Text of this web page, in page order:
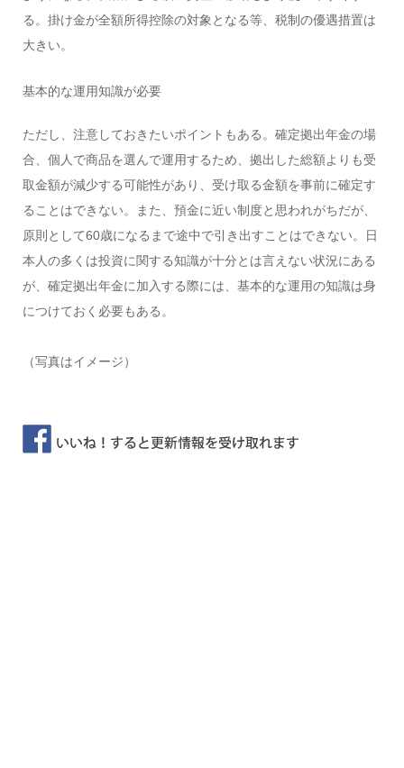
る。掛け金が全額所得控除の対象となる等、税制の優遇措置は
大きい。
基本的な運用知識が必要
ただし、注意しておきたいポイントもある。確定拠出年金の場
合、個人で商品を選んで運用するため、拠出した総額よりも受
取金額が減少する可能性があり、受け取る金額を事前に確定す
ることはできない。また、預金に近い制度と思われがちだが、
原則として60歳になるまで途中で引き出すことはできない。日
本人の多くは投資に関する知識が十分とは言えない状況にある
が、確定拠出年金に加入する際には、基本的な運用の知識は身
につけておく必要もある。
（写真はイメージ）